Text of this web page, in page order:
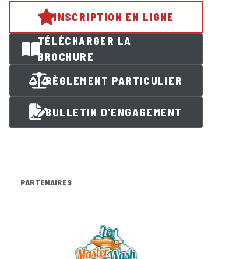
INSCRIPTION EN LIGNE
TÉLÉCHARGER LA
BROCHURE
RÈGLEMENT PARTICULIER
BULLETIN D'ENGAGEMENT
PARTENAIRES